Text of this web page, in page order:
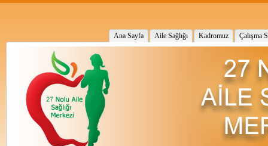
Ana Sayfa Aile Sağlığı Kadromuz Çalışma